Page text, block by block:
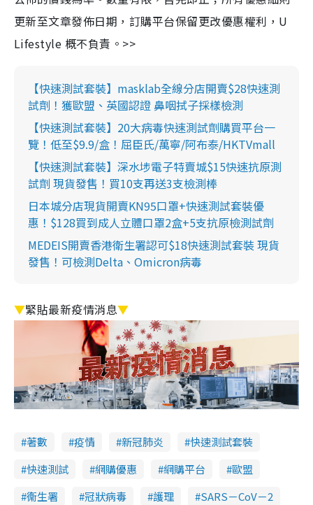
更新至文章發佈日期，訂購平台保留更改優惠權利，U
Lifestyle 概不負責。>>
【快速測試套裝】masklab全線分店開賣$28快速測
試劑！獲歐盟、英國認證 鼻咽拭子採樣檢測
【快速測試套裝】20大病毒快速測試劑購買平台一
覽！低至$9.9/盒！屈臣氏/萬寧/阿布泰/HKTVmall
【快速測試套裝】深水埗電子特賣城$15快速抗原測
試劑 現貨發售！買10支再送3支檢測棒
日本城分店現貨開賣KN95口罩+快速測試套裝優
惠！$128買到成人立體口罩2盒+5支抗原檢測試劑
MEDEIS開賣香港衛生署認可$18快速測試套裝 現貨
發售！可檢測Delta、Omicron病毒
▼緊貼最新疫情消息▼
著數 疫情 新冠肺炎
快速測試套裝
快速測試
網購優惠 網購平台
歐盟
衞生署
冠狀病毒 護理 SARS－CoV－2